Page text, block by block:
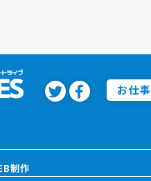
お仕
制作